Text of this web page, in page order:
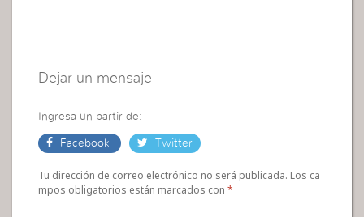
Dejar un mensaje
Ingresa un partir de:
Facebook Twitter
Tu dirección de correo electrónico no será publicada. Los ca
mpos obligatorios están marcados con*